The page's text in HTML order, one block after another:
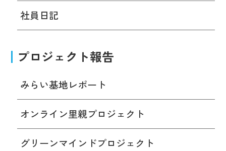
社員日記
プロジェクト報告
みらい基地レポート
オンライン里親プロジェクト
グリーンマインドプロジェクト